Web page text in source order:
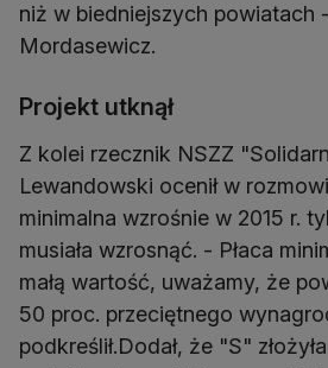
niż w biedniejszych powiatach
Mordasewicz.
Projekt utknął
Z kolei rzecznik NSZZ
Lewandowski ocenił w
minimalna wzrośnie w 2015 r.
musiała wzrosnąć. - Płaca
małą wartość, uważamy, że
50 proc. przeciętnego
podkreślił.Dodał, że "S"